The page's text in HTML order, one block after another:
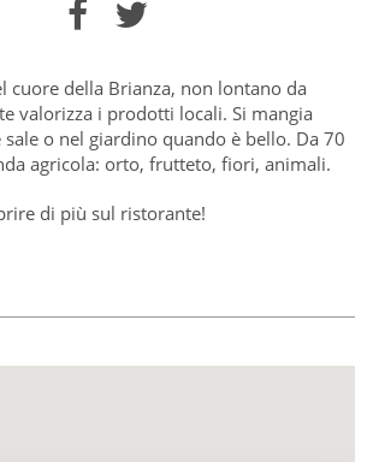
cuore della Brianza, non lontano da
valorizza i prodotti locali. Si mangia
o nel giardino quando è bello. Da 70
agricola: orto, frutteto, fiori, animali.
di più sul ristorante!